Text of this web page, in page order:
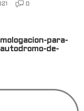
0
para-
de-